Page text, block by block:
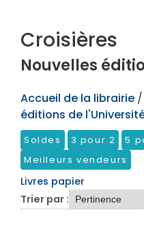
Croisières
Nouvelles
Accueil de la librairie /
éditions de
Soldes 3 pour 2
5
Meilleurs vendeurs
Livres papier
Trier par :